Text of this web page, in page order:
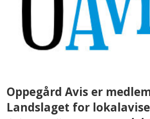
Oppegård Avis er
Landslaget for